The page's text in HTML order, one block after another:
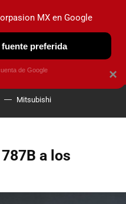
NO CIRCULA
Mitsubishi
a los
×
MX en Google
preferida
de Google